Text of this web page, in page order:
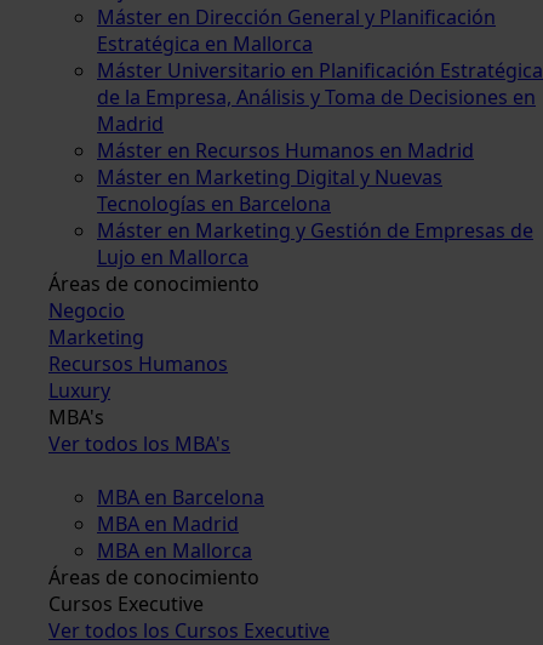
Máster en Dirección General y Planificación
Estratégica en Mallorca
Máster Universitario en Planificación Estratégica
de la Empresa, Análisis y Toma de Decisiones en
Madrid
Máster en Recursos Humanos en Madrid
Máster en Marketing Digital y Nuevas
Tecnologías en Barcelona
Máster en Marketing y Gestión de Empresas de
Lujo en Mallorca
Áreas de conocimiento
Negocio
Marketing
Recursos Humanos
Luxury
MBA's
Ver todos los MBA's
MBA en Barcelona
MBA en Madrid
MBA en Mallorca
Áreas de conocimiento
Cursos Executive
Ver todos los Cursos Executive